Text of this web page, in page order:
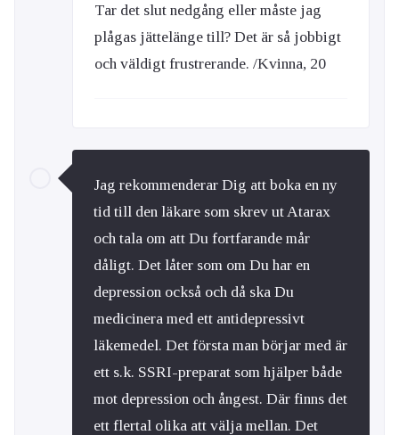
Tar det slut nedgång eller måste jag
plågas jättelänge till? Det är så jobbigt
och väldigt frustrerande. /Kvinna, 20
Jag rekommenderar Dig att boka en ny
tid till den läkare som skrev ut Atarax
och tala om att Du fortfarande mår
dåligt. Det låter som om Du har en
depression också och då ska Du
medicinera med ett antidepressivt
läkemedel. Det första man börjar med är
ett s.k. SSRI-preparat som hjälper både
mot depression och ångest. Där finns det
ett flertal olika att välja mellan. Det